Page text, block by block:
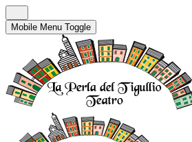
Mobile Menu Toggle